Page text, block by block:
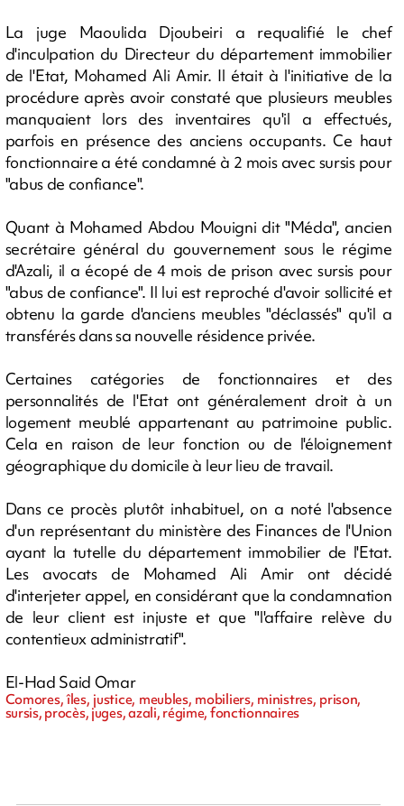
La juge Maoulida Djoubeiri a requalifié le chef
d'inculpation du Directeur du département immobilier
de l'Etat, Mohamed Ali Amir. Il était à l'initiative de la
procédure après avoir constaté que plusieurs meubles
manquaient lors des inventaires qu'il a effectués,
parfois en présence des anciens occupants. Ce haut
fonctionnaire a été condamné à 2 mois avec sursis pour
"abus de confiance".
Quant à Mohamed Abdou Mouigni dit "Méda", ancien
secrétaire général du gouvernement sous le régime
d'Azali, il a écopé de 4 mois de prison avec sursis pour
"abus de confiance". Il lui est reproché d'avoir sollicité et
obtenu la garde d'anciens meubles "déclassés" qu'il a
transférés dans sa nouvelle résidence privée.
Certaines catégories de fonctionnaires et des
personnalités de l'Etat ont généralement droit à un
logement meublé appartenant au patrimoine public.
Cela en raison de leur fonction ou de l'éloignement
géographique du domicile à leur lieu de travail.
Dans ce procès plutôt inhabituel, on a noté l'absence
d'un représentant du ministère des Finances de l'Union
ayant la tutelle du département immobilier de l'Etat.
Les avocats de Mohamed Ali Amir ont décidé
d'interjeter appel, en considérant que la condamnation
de leur client est injuste et que "l'affaire relève du
contentieux administratif".
El-Had Said Omar
Comores, îles, justice, meubles, mobiliers, ministres, prison,
sursis, procès, juges, azali, régime, fonctionnaires